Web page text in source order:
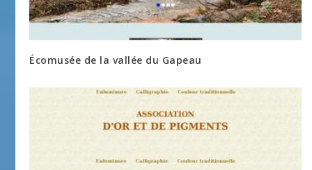
Écomusée de la vallée du Gapeau